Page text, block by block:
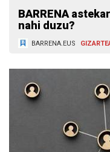
BARRENA
nahi duzu?
BARRENA.EUS